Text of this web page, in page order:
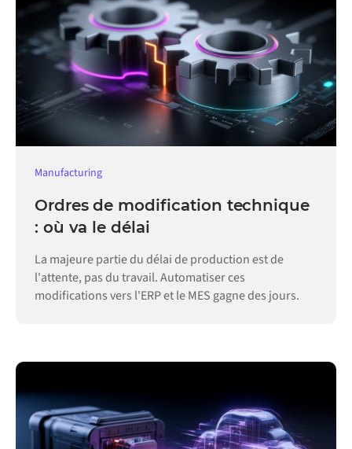
Manufacturing
Ordres de modification technique
: où va le délai
La majeure partie du délai de production est de
l'attente, pas du travail. Automatiser ces
modifications vers l'ERP et le MES gagne des jours.